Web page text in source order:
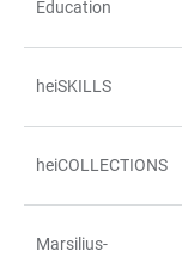
Education
heiSKILLS
heiCOLLECTIONS
Marsilius-